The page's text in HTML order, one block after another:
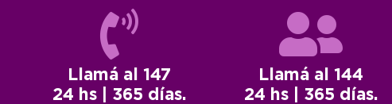
Llamá al 147
24 hs | 365 días.
Llamá al 144
24 hs | 365 días.